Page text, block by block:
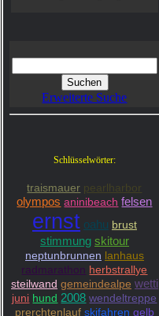
Erweiterte Suche
Schlüsselwörter:
traismauer pearlharbor
olympos aninibeach felsen
ernst oahu brust
stimmung skitour
neptunbrunnen lanhaus
radmarathon herbstrallye
steilwand gemeindealpe wetti
juni hund 2008 wendeltreppe
prerchtenlauf skifahren gelb